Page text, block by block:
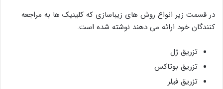
در قسمت زیر انواع روش های زیباسازی که کلینیک ها به مراجعه
کنندگان خود ارائه می دهند نوشته شده است.
تزریق ژل
تزریق بوتاکس
تزریق فیلر